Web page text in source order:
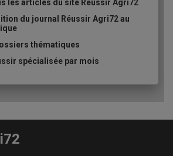
les articles du site Réussir Agri72
du journal Réussir Agri72 au
thématiques
spécialisée par mois